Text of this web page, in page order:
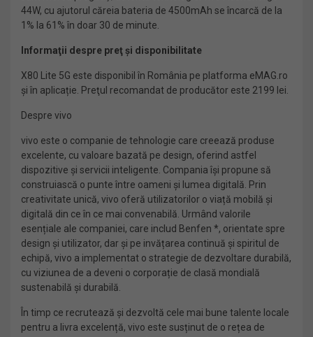
44W, cu ajutorul căreia bateria de 4500mAh se încarcă de la
1% la 61% în doar 30 de minute.
Informaţii despre preţ şi disponibilitate
X80 Lite 5G este disponibil în România pe platforma eMAG.ro
și în aplicație. Preţul recomandat de producător este 2199 lei.
Despre vivo
vivo este o companie de tehnologie care creează produse
excelente, cu valoare bazată pe design, oferind astfel
dispozitive și servicii inteligente. Compania își propune să
construiască o punte între oameni și lumea digitală. Prin
creativitate unică, vivo oferă utilizatorilor o viață mobilă și
digitală din ce în ce mai convenabilă. Urmând valorile
esențiale ale companiei, care includ Benfen *, orientate spre
design și utilizator, dar și pe invățarea continuă și spiritul de
echipă, vivo a implementat o strategie de dezvoltare durabilă,
cu viziunea de a deveni o corporație de clasă mondială
sustenabilă și durabilă.
În timp ce recrutează și dezvoltă cele mai bune talente locale
pentru a livra excelență, vivo este susținut de o rețea de